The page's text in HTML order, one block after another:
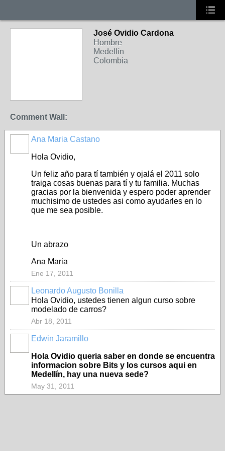
José Ovidio Cardona
Hombre
Medellín
Colombia
Comment Wall:
Ana Maria Castano
Hola Ovidio,
Un feliz año para tí también y ojalá el 2011 solo
traiga cosas buenas para tí y tu familia. Muchas
gracias por la bienvenida y espero poder aprender
muchisimo de ustedes asi como ayudarles en lo
que me sea posible.
Un abrazo
Ana Maria
Ene 17, 2011
Leonardo Augusto Bonilla
Hola Ovidio, ustedes tienen algun curso sobre
modelado de carros?
Abr 18, 2011
Edwin Jaramillo
Hola Ovidio queria saber en donde se encuentra
informacion sobre Bits y los cursos aqui en
Medellín, hay una nueva sede?
May 31, 2011